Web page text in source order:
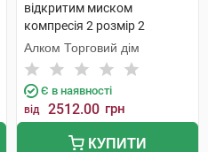
відкритим миском
компресія 2 розмір 2
бежевий 1 пара
Алком Торговий дім
Є в наявності
від 2512.00 грн
КУПИТИ